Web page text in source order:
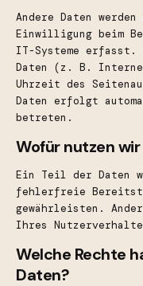
Andere Daten
Einwilligung beim
IT-Systeme erfasst.
Daten (z. B.
Uhrzeit des
Daten erfolgt
betreten.
Wofür nutzen
Ein Teil der Daten
fehlerfreie
gewährleisten.
Ihres
Welche Rechte
Daten?